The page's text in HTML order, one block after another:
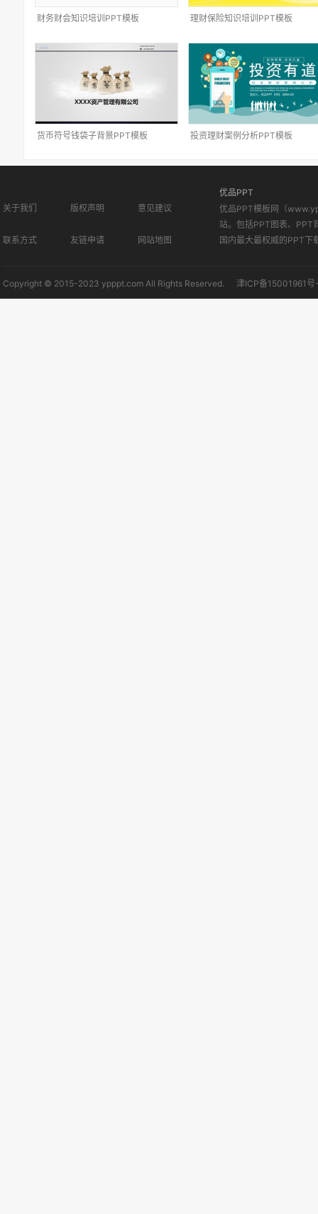
财务财会知识培训PPT模板 理财保险知识培训PPT模板
货币符号钱袋子背景PPT模板 投资理财案例分析PPT模板
关于我们 版权声明 意见建议
联系方式 友链申请 网站地图
优品PPT
优品PPT模板网（
站。包括PPT图表、PPT
国内最大最权威的PPT下
Copyright © 2015-2023 ypppt.com All Rights Reserved. 津ICP备15001961号